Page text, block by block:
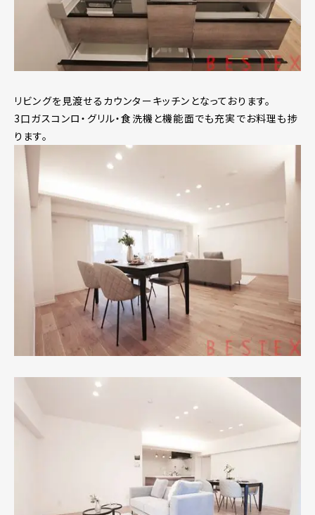
リビングを見渡せるカウンターキッチンとなっております。
3口ガスコンロ・グリル・食洗機と機能面でも充実でお料理も捗
ります。